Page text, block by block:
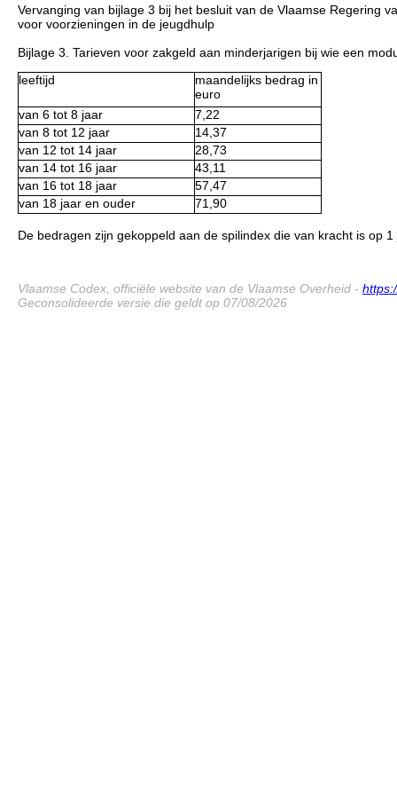
Vervanging van bijlage 3 bij het besluit van de Vlaamse Regering
voor voorzieningen in de jeugdhulp
Bijlage 3. Tarieven voor zakgeld aan minderjarigen bij wie een
leeftijd
maandelijks bedrag in
euro
van 6 tot 8 jaar
7,22
van 8 tot 12 jaar
14,37
van 12 tot 14 jaar
28,73
van 14 tot 16 jaar
43,11
van 16 tot 18 jaar
57,47
van 18 jaar en ouder
71,90
De bedragen zijn gekoppeld aan de spilindex die van kracht is op
Vlaamse Codex, officiële website van de Vlaamse Overheid -
Geconsolideerde versie die geldt op 07/08/2026